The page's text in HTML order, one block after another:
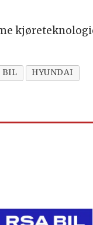
BIL HYUNDAI